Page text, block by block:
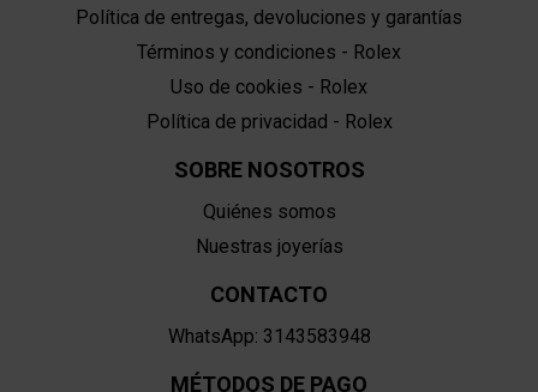
Política de entregas, devoluciones y garantías
Términos y condiciones - Rolex
Uso de cookies - Rolex
Política de privacidad - Rolex
SOBRE NOSOTROS
Quiénes somos
Nuestras joyerías
CONTACTO
WhatsApp: 3143583948
MÉTODOS DE PAGO